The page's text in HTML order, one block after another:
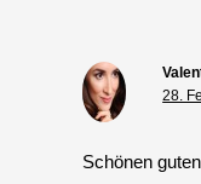
28.
Schönen